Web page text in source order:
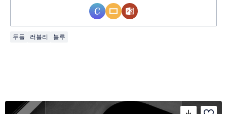
두들 러블리 블루